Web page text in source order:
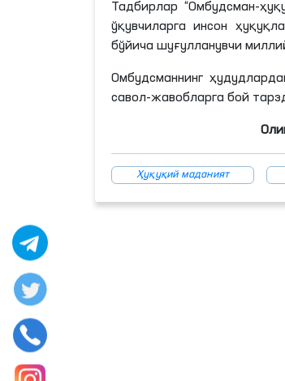
Тадбирлар “Омбудсман-
ўқувчиларга инсон
бўйича шуғулланувчи
Омбудсманнинг
савол-жавобларга бой
Ҳуқуқий маданият